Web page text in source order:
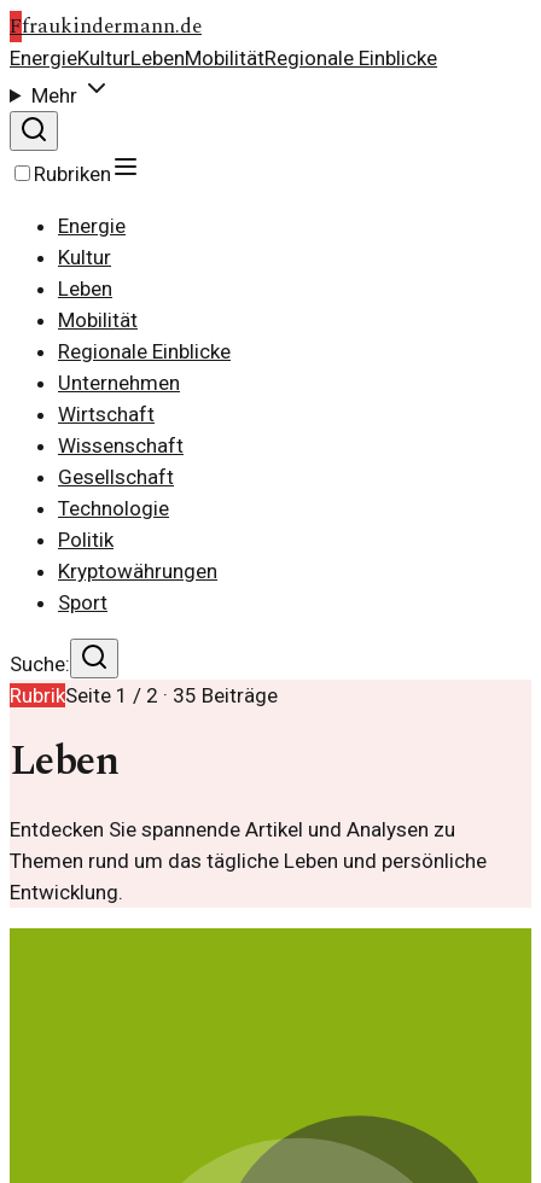
Ffraukindermann.de
EnergieKulturLebenMobilitätRegionale Einblicke
Mehr
Rubriken
Energie
Kultur
Leben
Mobilität
Regionale Einblicke
Unternehmen
Wirtschaft
Wissenschaft
Gesellschaft
Technologie
Politik
Kryptowährungen
Sport
Suche:
RubrikSeite 1 / 2 · 35 Beiträge
Leben
Entdecken Sie spannende Artikel und Analysen zu
Themen rund um das tägliche Leben und persönliche
Entwicklung.